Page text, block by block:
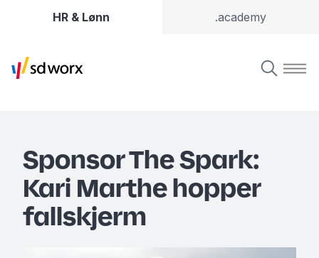
HR & Lønn .academy
Sponsor The Spark:
Kari Marthe hopper
fallskjerm